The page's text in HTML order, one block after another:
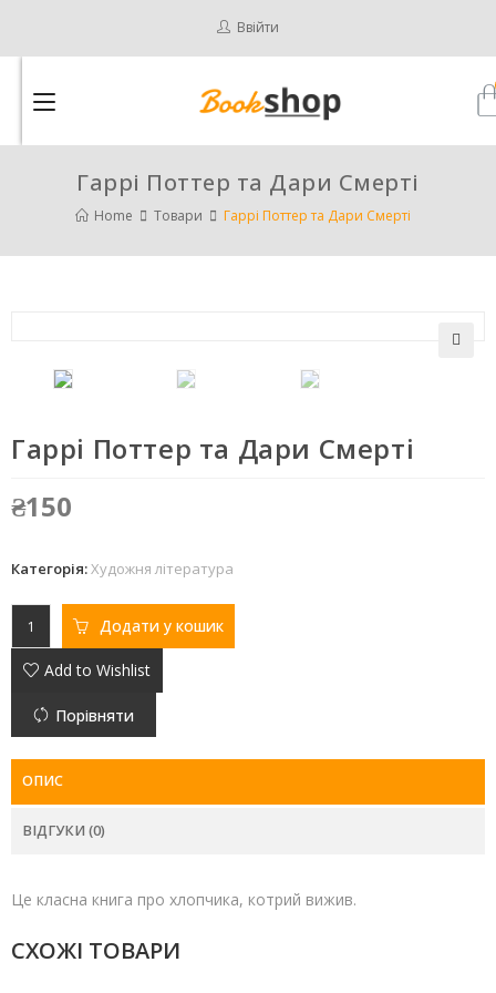
Ввійти
Гаррі Поттер та Дари Смерті
Home Товари Гаррі Поттер та Дари Смерті
Гаррі Поттер та Дари Смерті
₴150
Категорія:Художня література
Додати у кошик
Add to Wishlist
Порівняти
ОПИС
ВІДГУКИ (0)
Це класна книга про хлопчика, котрий вижив.
СХОЖІ ТОВАРИ